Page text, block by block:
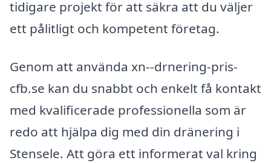
tidigare projekt för att säkra att du väljer
ett pålitligt och kompetent företag.
Genom att använda xn--drnering-pris-
cfb.se kan du snabbt och enkelt få kontakt
med kvalificerade professionella som är
redo att hjälpa dig med din dränering i
Stensele. Att göra ett informerat val kring